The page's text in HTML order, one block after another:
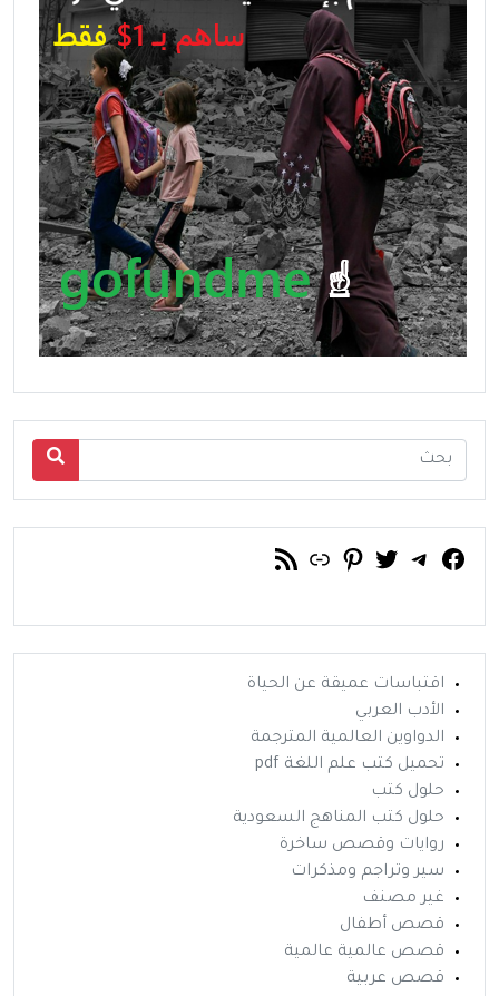
فيسبوك
تيليجرام
تويتربينتريست
رابطخلاصة RSS
اقتباسات عميقة عن الحياة
الأدب العربي
الدواوين العالمية المترجمة
تحميل كتب علم اللغة pdf
حلول كتب
حلول كتب المناهج السعودية
روايات وقصص ساخرة
سير وتراجم ومذكرات
غير مصنف
قصص أطفال
قصص عالمية عالمية
قصص عربية